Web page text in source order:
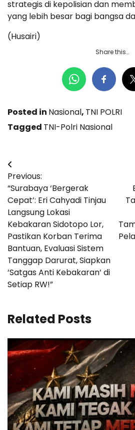
strategis di kepolisian dan
yang lebih besar bagi bangsa
(Husairi)
Share this…
Posted in Nasional, TNI POLRI
Tagged TNI-Polri Nasional
Navigasi
pos
Previous:
“Surabaya ‘Bergerak
Cepat’: Eri Cahyadi Tinjau
Langsung Lokasi
Kebakaran Sidotopo Lor,
Pastikan Korban Terima
Bantuan, Evaluasi Sistem
Tanggap Darurat, Siapkan
‘Satgas Anti Kebakaran’ di
Setiap RW!”
Related Posts